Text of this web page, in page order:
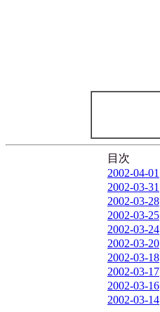
目次
2002-04-01
2002-03-31
2002-03-28
2002-03-25
2002-03-24
2002-03-20
2002-03-18
2002-03-17
2002-03-16
2002-03-14